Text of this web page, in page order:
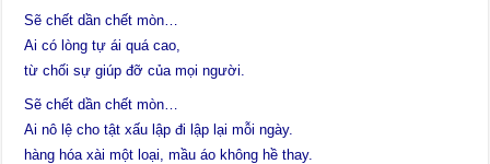
Sẽ chết dần chết mòn…
Ai có lòng tự ái quá cao,
từ chối sự giúp đỡ của mọi người.
Sẽ chết dần chết mòn…
Ai nô lệ cho tật xấu lập đi lập lại mỗi ngày.
hàng hóa xài một loại, mầu áo không hề thay.